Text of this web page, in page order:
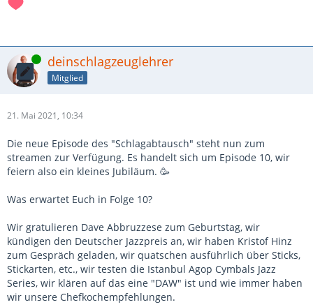
Online deinschlagzeuglehrer
Mitglied
21. Mai 2021, 10:34
Die neue Episode des "Schlagabtausch" steht nun zum
streamen zur Verfügung. Es handelt sich um Episode 10, wir
feiern also ein kleines Jubiläum. 🥳
Was erwartet Euch in Folge 10?
Wir gratulieren Dave Abbruzzese zum Geburtstag, wir
kündigen den Deutscher Jazzpreis an, wir haben Kristof Hinz
zum Gespräch geladen, wir quatschen ausführlich über Sticks,
Stickarten, etc., wir testen die Istanbul Agop Cymbals Jazz
Series, wir klären auf das eine "DAW" ist und wie immer haben
wir unsere Chefkochempfehlungen.